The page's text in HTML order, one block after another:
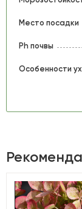
Место посадки
Ph почвы
Особенности